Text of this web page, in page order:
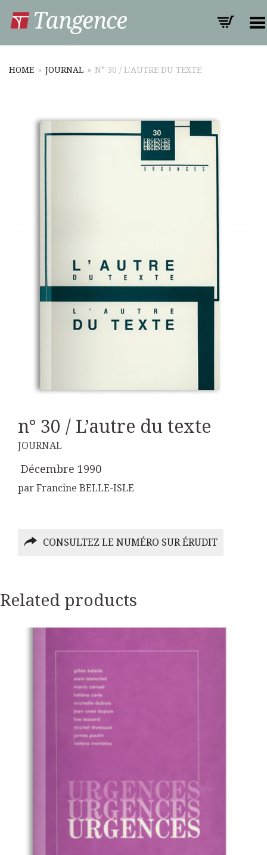
Toggle Menu
HOME » JOURNAL » N° 30 / L’AUTRE DU TEXTE
n° 30 / L’autre du texte
JOURNAL
Décembre 1990
par Francine BELLE-ISLE
CONSULTEZ LE NUMÉRO SUR ÉRUDIT
Related products